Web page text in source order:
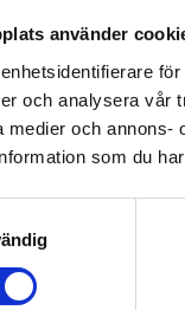
använder
och analysera vår
medier och annons-
som du
att skapa en
eller
prioriterade